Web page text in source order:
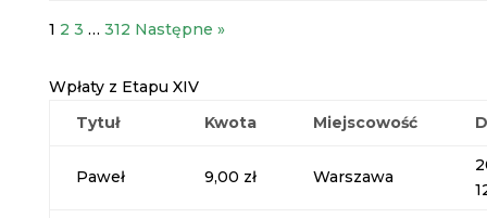
1 2 3 … 312 Następne »
Wpłaty z Etapu XIV
Tytuł
Kwota Miejscowość
Paweł 9,00 zł Warszawa